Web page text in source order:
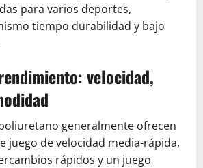
para varios deportes,
tiempo durabilidad y bajo
velocidad,
generalmente ofrecen
juego de velocidad media-rápida,
rápidos y un juego